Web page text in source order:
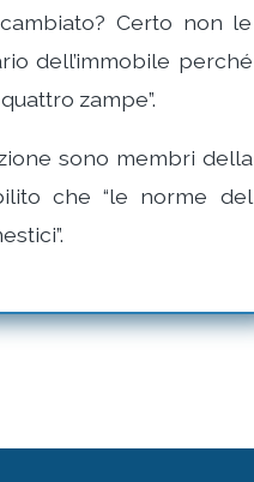
Certo non le
dell’immobile perché
zampe”.
sono membri della
che “le norme del